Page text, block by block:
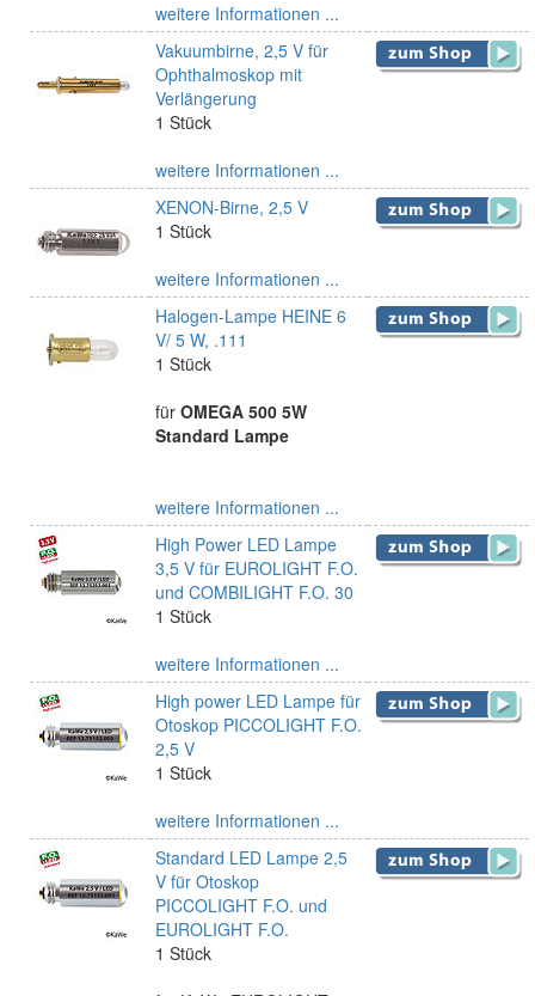
weitere Informationen ...
Vakuumbirne, 2,5 V für
Ophthalmoskop mit
Verlängerung
1 Stück
weitere Informationen ...
XENON-Birne, 2,5 V
1 Stück
weitere Informationen ...
Halogen-Lampe HEINE 6
V/ 5 W, .111
1 Stück
für OMEGA 500 5W
Standard Lampe
weitere Informationen ...
High Power LED Lampe
3,5 V für EUROLIGHT F.O.
und COMBILIGHT F.O. 30
1 Stück
weitere Informationen ...
High power LED Lampe für
Otoskop PICCOLIGHT F.O.
2,5 V
1 Stück
weitere Informationen ...
Standard LED Lampe 2,5
V für Otoskop
PICCOLIGHT F.O. und
EUROLIGHT F.O.
1 Stück